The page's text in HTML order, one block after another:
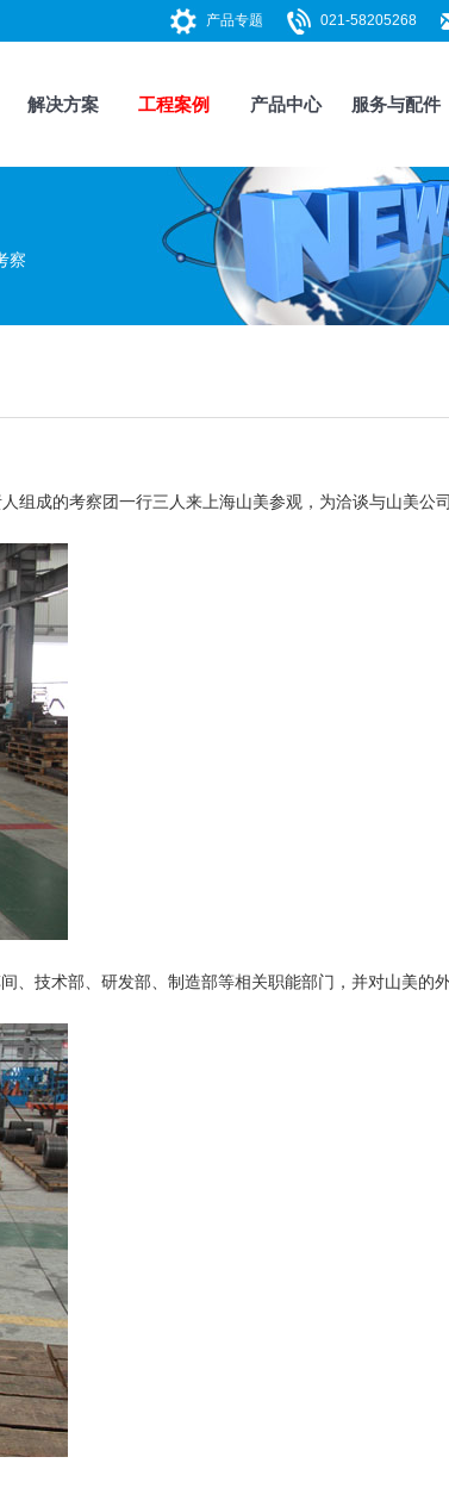
021-58205268
产品专题
解决方案 工程案例 产品中心 服务与配件
察
组成的考察团一行三人来上海山美参观，为洽谈与山美公
技术部、研发部、制造部等相关职能部门，并对山美的